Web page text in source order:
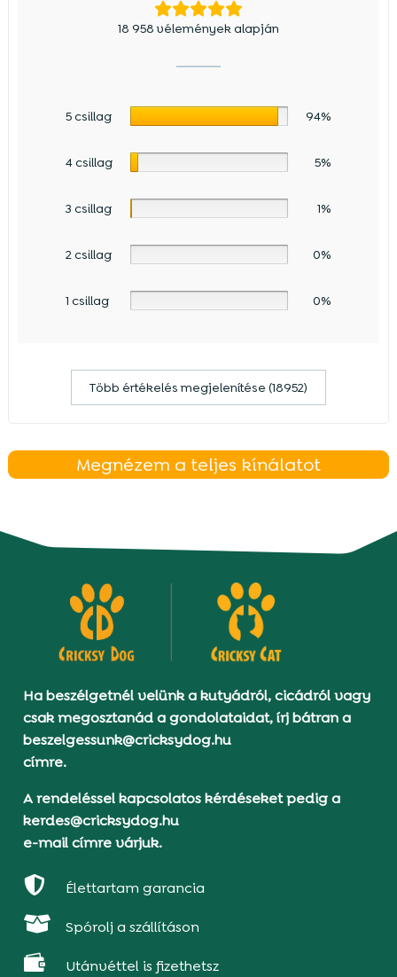
18 958 vélemények alapján
5 csillag 94%
4 csillag 5%
3 csillag 1%
2 csillag 0%
1 csillag 0%
Több értékelés megjelenítése (18952)
Megnézem a teljes kínálatot
Ha beszélgetnél velünk a kutyádról, cicádról vagy
csak megosztanád a gondolataidat, írj bátran a
beszelgessunk@cricksydog.hu
címre.
A rendeléssel kapcsolatos kérdéseket pedig a
kerdes@cricksydog.hu
e-mail címre várjuk.
 Élettartam garancia
 Spórolj a szállításon
 Utánvéttel is fizethetsz